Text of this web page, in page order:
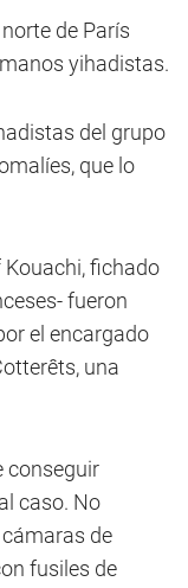
de París
yihadistas.
del grupo
que lo
Kouachi, fichado
fueron
el encargado
una
conseguir
caso. No
de
fusiles de